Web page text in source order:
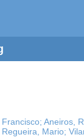
Aneiros,
Regueira, Mario;